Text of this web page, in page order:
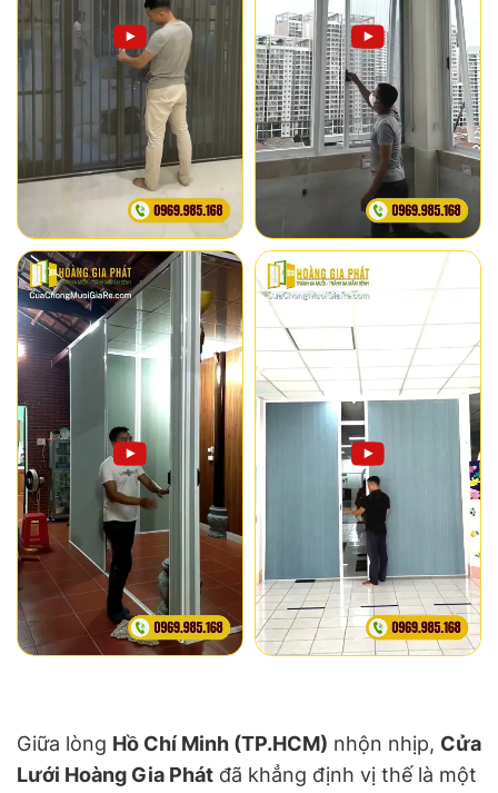
Giữa lòng Hồ Chí Minh (TP.HCM) nhộn nhịp, Cửa
Lưới Hoàng Gia Phát đã khẳng định vị thế là một